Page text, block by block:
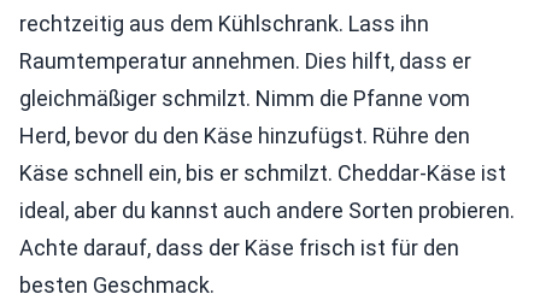
rechtzeitig aus dem Kühlschrank. Lass ihn
Raumtemperatur annehmen. Dies hilft, dass er
gleichmäßiger schmilzt. Nimm die Pfanne vom
Herd, bevor du den Käse hinzufügst. Rühre den
Käse schnell ein, bis er schmilzt. Cheddar-Käse ist
ideal, aber du kannst auch andere Sorten probieren.
Achte darauf, dass der Käse frisch ist für den
besten Geschmack.